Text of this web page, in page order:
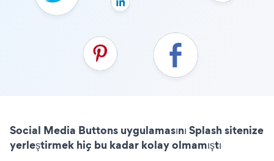
Social Media Buttons uygulamasını Splash sitenize
yerleştirmek hiç bu kadar kolay olmamıştı